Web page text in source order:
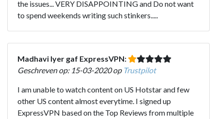
the issues... VERY DISAPPOINTING and Do not want
to spend weekends writing such stinkers.....
Madhavi Iyer gaf ExpressVPN:
Geschreven op: 15-03-2020 op Trustpilot
I am unable to watch content on US Hotstar and few
other US content almost everytime. I signed up
ExpressVPN based on the Top Reviews from multiple